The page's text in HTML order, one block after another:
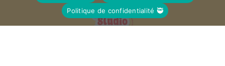
Politique de confidentialité 🥷